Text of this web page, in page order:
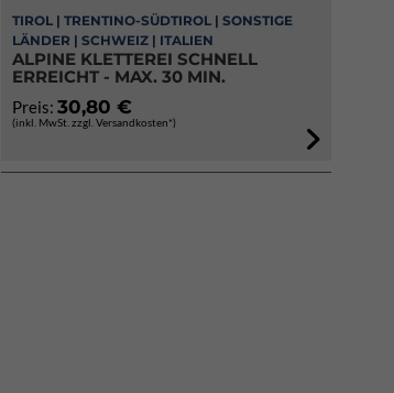
TIROL | TRENTINO-SÜDTIROL | SONSTIGE
LÄNDER | SCHWEIZ | ITALIEN
ALPINE KLETTEREI SCHNELL
ERREICHT - MAX. 30 MIN.
Preis: 30,80 €
(inkl. MwSt. zzgl. Versandkosten*)